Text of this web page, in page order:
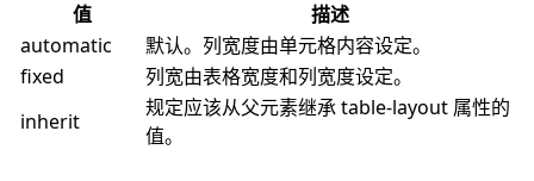
值
描述
automatic
默认。列宽度由单元格内容设定。
fixed
列宽由表格宽度和列宽度设定。
inherit
规定应该从父元素继承 table-layout 属性的
值。